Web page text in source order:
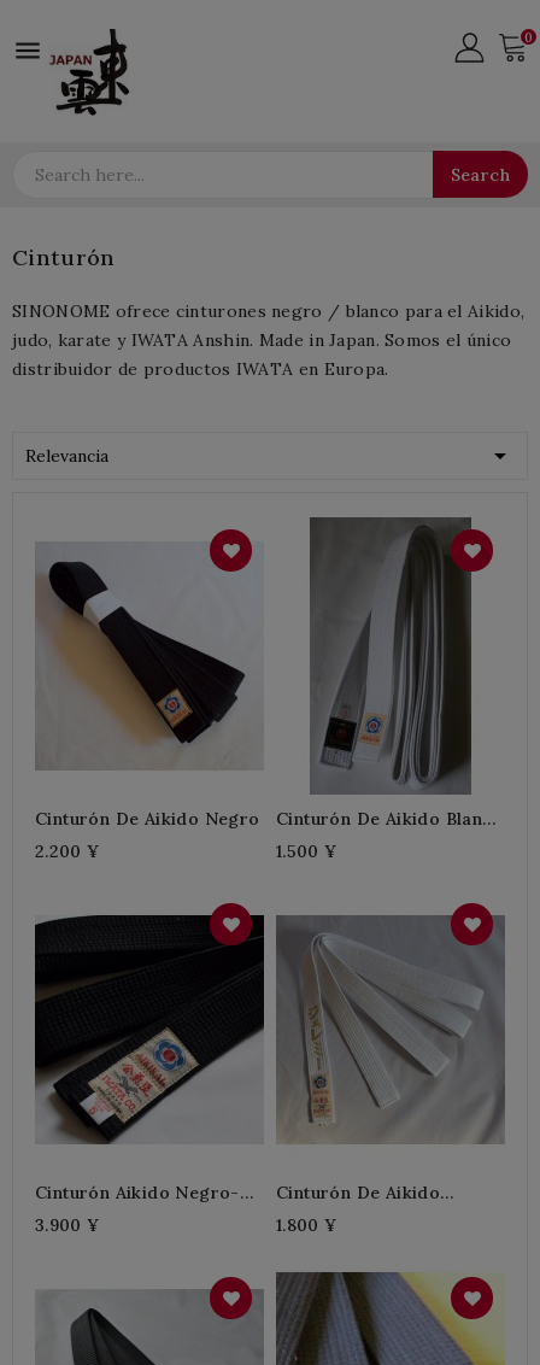
 0
Search
Cinturón
SINONOME ofrece cinturones negro / blanco para el Aikido,
judo, karate y IWATA Anshin. Made in Japan. Somos el único
distribuidor de productos IWATA en Europa.
Relevancia 
Cinturón De Aikido Negro
2.200 ¥
Cinturón De Aikido Blanco
- Anshin
1.500 ¥
Cinturón Aikido Negro-
Iwata
3.900 ¥
Cinturón De Aikido
Blanco/Crudo - Iwata
1.800 ¥